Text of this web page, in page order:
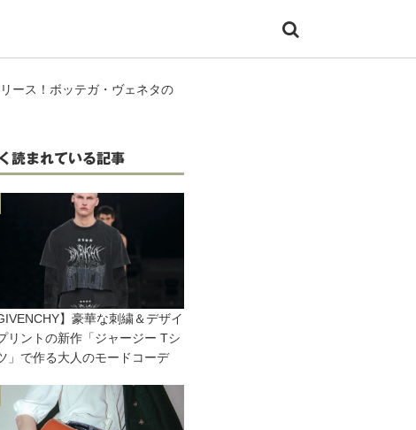
ース！ボッテガ・ヴェネタの
読まれている記事
】豪華な刺繍＆デザイ
リントの新作「ジャージー Tシ
」で作る大人のモードコーデ